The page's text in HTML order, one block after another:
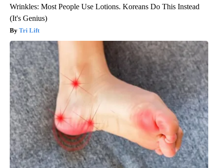
Wrinkles: Most People Use Lotions. Koreans Do This Instead
(It's Genius)
Tri Lift